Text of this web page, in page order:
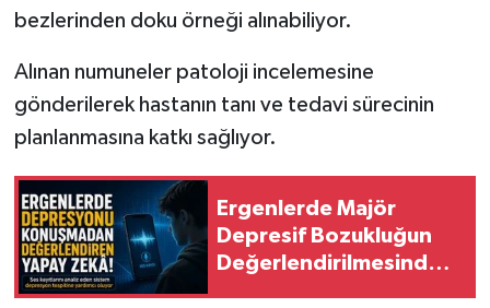
bezlerinden doku örneği alınabiliyor.
Alınan numuneler patoloji incelemesine
gönderilerek hastanın tanı ve tedavi sürecinin
planlanmasına katkı sağlıyor.
Ergenlerde Majör
Depresif Bozukluğun
Değerlendirilmesinde